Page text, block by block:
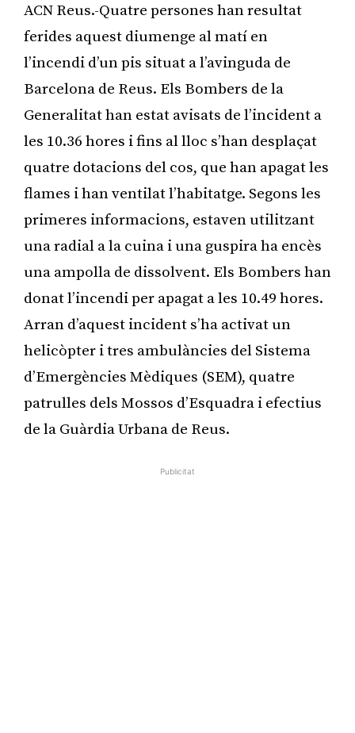
ACN Reus.-Quatre persones han resultat
ferides aquest diumenge al matí en
l’incendi d’un pis situat a l’avinguda de
Barcelona de Reus. Els Bombers de la
Generalitat han estat avisats de l’incident a
les 10.36 hores i fins al lloc s’han desplaçat
quatre dotacions del cos, que han apagat les
flames i han ventilat l’habitatge. Segons les
primeres informacions, estaven utilitzant
una radial a la cuina i una guspira ha encès
una ampolla de dissolvent. Els Bombers han
donat l’incendi per apagat a les 10.49 hores.
Arran d’aquest incident s’ha activat un
helicòpter i tres ambulàncies del Sistema
d’Emergències Mèdiques (SEM), quatre
patrulles dels Mossos d’Esquadra i efectius
de la Guàrdia Urbana de Reus.
Publicitat